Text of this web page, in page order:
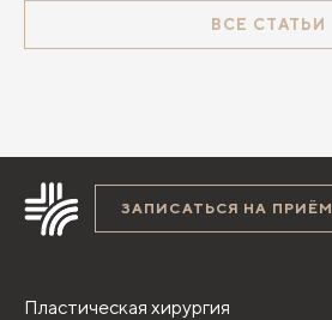
ВСЕ СТАТЬИ
ЗАПИСАТЬСЯ НА ПРИЁМ
Пластическая хирургия